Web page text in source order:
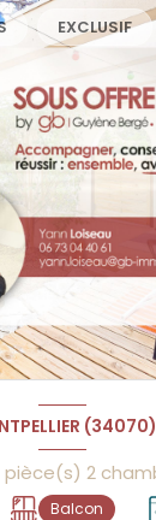
EXCLUSIF
(34070)
Balcon